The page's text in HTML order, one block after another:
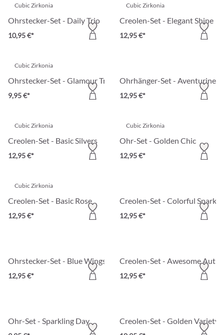
Cubic Zirkonia
Ohrstecker-Set - Daily Trio
10,95 €*
Cubic Zirkonia
Creolen-Set - Elegant Shine
12,95 €*
Cubic Zirkonia
Ohrstecker-Set - Glamour Trio
9,95 €*
Ohrhänger-Set - Aventurine
12,95 €*
Cubic Zirkonia
Creolen-Set - Basic Silvers
12,95 €*
Cubic Zirkonia
Ohr-Set - Golden Chic
12,95 €*
Cubic Zirkonia
Creolen-Set - Basic Rose
12,95 €*
Creolen-Set - Colorful Sparkle
12,95 €*
Ohrstecker-Set - Blue Wings
12,95 €*
Creolen-Set - Awesome
12,95 €*
Ohr-Set - Sparkling Day Creolen-Set - Golden Variety